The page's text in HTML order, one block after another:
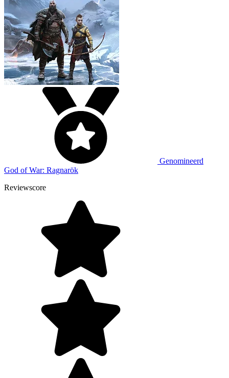
Genomineerd
God of War: Ragnarök
Reviewscore